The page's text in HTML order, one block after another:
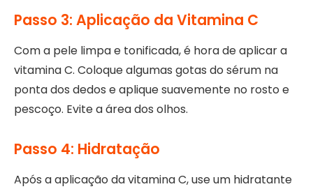
Passo 3: Aplicação da Vitamina C
Com a pele limpa e tonificada, é hora de aplicar a
vitamina C. Coloque algumas gotas do sérum na
ponta dos dedos e aplique suavemente no rosto e
pescoço. Evite a área dos olhos.
Passo 4: Hidratação
Após a aplicação da vitamina C, use um hidratante